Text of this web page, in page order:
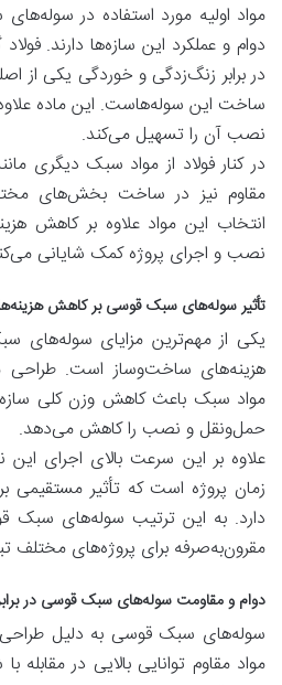
مواد اولیه مورد استفاده در
دوام و عملکرد این سازه‌ها دارند. فولاد
در برابر زنگ‌زدگی و خوردگی یکی از
ساخت این سوله‌هاست. این ماده
نصب آن را تسهیل می‌کند.
در کنار فولاد از مواد سبک دیگری
مقاوم نیز در ساخت بخش‌های
انتخاب این مواد علاوه بر کاهش
نصب و اجرای پروژه کمک شایانی
تأثیر سوله‌های سبک قوسی بر کاهش
یکی از مهم‌ترین مزایای
هزینه‌های ساخت‌وساز است. طراحی
مواد سبک باعث کاهش وزن کلی
حمل‌ونقل و نصب را کاهش می‌دهد.
علاوه بر این سرعت بالای اجرای
زمان پروژه است که تأثیر مستقیمی
دارد. به این ترتیب سوله‌های سبک
مقرون‌به‌صرفه برای پروژه‌های مختلف
دوام و مقاومت سوله‌های سبک قوسی در
سوله‌های سبک قوسی به دلیل طراحی
مواد مقاوم توانایی بالایی در